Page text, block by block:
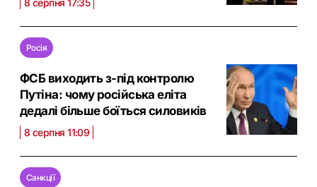
Росія
ФСБ виходить з-під контролю
Путіна: чому російська еліта
дедалі більше боїться силовиків
8 серпня 11:09
Санкції